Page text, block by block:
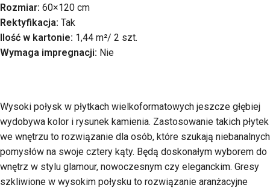
Rozmiar: 60×120 cm
Rektyfikacja: Tak
Ilość w kartonie: 1,44 m²/ 2 szt.
Wymaga impregnacji: Nie
Wysoki połysk w płytkach wielkoformatowych jeszcze głębiej
wydobywa kolor i rysunek kamienia. Zastosowanie takich płytek
we wnętrzu to rozwiązanie dla osób, które szukają niebanalnych
pomysłów na swoje cztery kąty. Będą doskonałym wyborem do
wnętrz w stylu glamour, nowoczesnym czy eleganckim. Gresy
szkliwione w wysokim połysku to rozwiązanie aranżacyjne